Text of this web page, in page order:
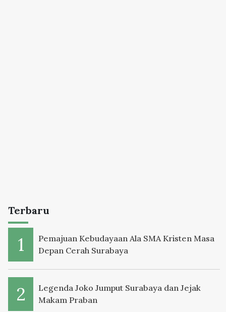
Terbaru
Pemajuan Kebudayaan Ala SMA Kristen Masa
Depan Cerah Surabaya
Legenda Joko Jumput Surabaya dan Jejak
Makam Praban